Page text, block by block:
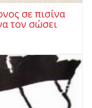
σε πισίνα
τον σώσει